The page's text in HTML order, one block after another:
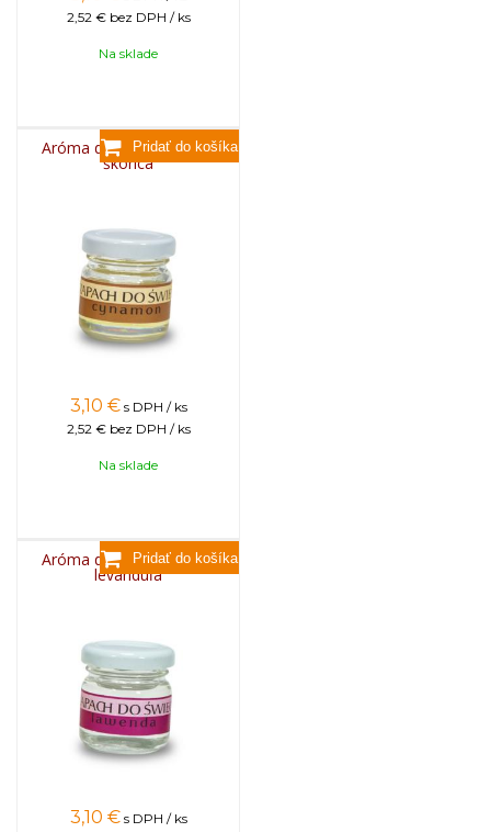
2,52 € bez DPH / ks
Na sklade
Aróma do sviečok, 25g -
škorica
3,10 € s DPH / ks
2,52 € bez DPH / ks
Na sklade
Aróma do sviečok, 25g -
levanduľa
3,10 € s DPH / ks